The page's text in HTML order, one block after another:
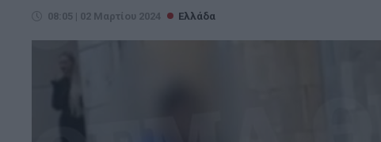
08:05 | 02 Μαρτίου 2024 Ελλάδα